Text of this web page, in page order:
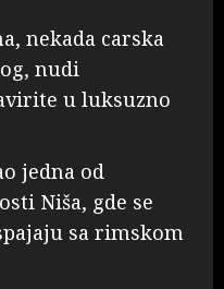
nekada carska
nudi
u luksuzno
jedna od
Niša, gde se
sa rimskom